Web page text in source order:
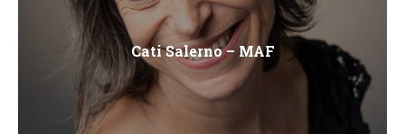
Cati Salerno – MAF